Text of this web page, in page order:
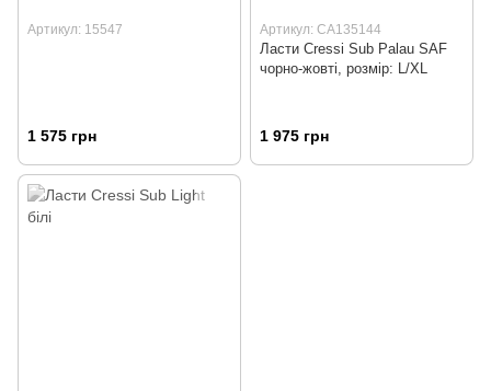
Артикул: 15547
1 575 грн
Артикул: CA135144
Ласти Cressi Sub Palau SAF
чорно-жовті, розмір: L/XL
1 975 грн